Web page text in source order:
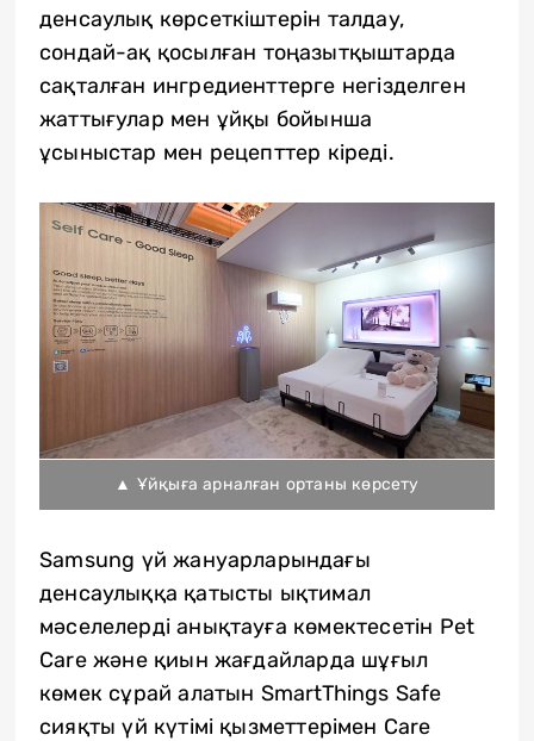
денсаулық көрсеткіштерін талдау,
сондай-ақ қосылған тоңазытқыштарда
сақталған ингредиенттерге негізделген
жаттығулар мен ұйқы бойынша
ұсыныстар мен рецепттер кіреді.
▲ Ұйқыға арналған ортаны көрсету
Samsung үй жануарларындағы
денсаулыққа қатысты ықтимал
мәселелерді анықтауға көмектесетін Pet
Care және қиын жағдайларда шұғыл
көмек сұрай алатын SmartThings Safe
сияқты үй күтімі қызметтерімен Care